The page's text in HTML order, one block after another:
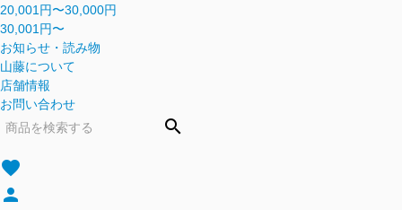
20,001円〜30,000円
30,001円〜
お知らせ・読み物
山藤について
店舗情報
お問い合わせ
search
favorite
person